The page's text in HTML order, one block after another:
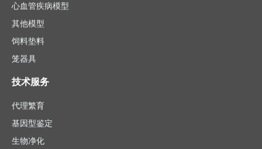
心血管疾病模型
其他模型
饲料垫料
笼器具
技术服务
代理繁育
基因型鉴定
生物净化